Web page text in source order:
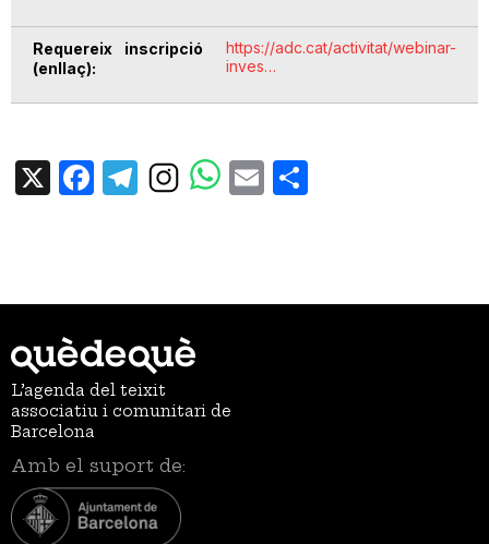
Requereix inscripció
(enllaç)
https://adc.cat/activitat/webinar-
inves…
X Facebook
TelegramEmail
L’agenda del teixit
associatiu i comunitari de
Barcelona
Amb el suport de: